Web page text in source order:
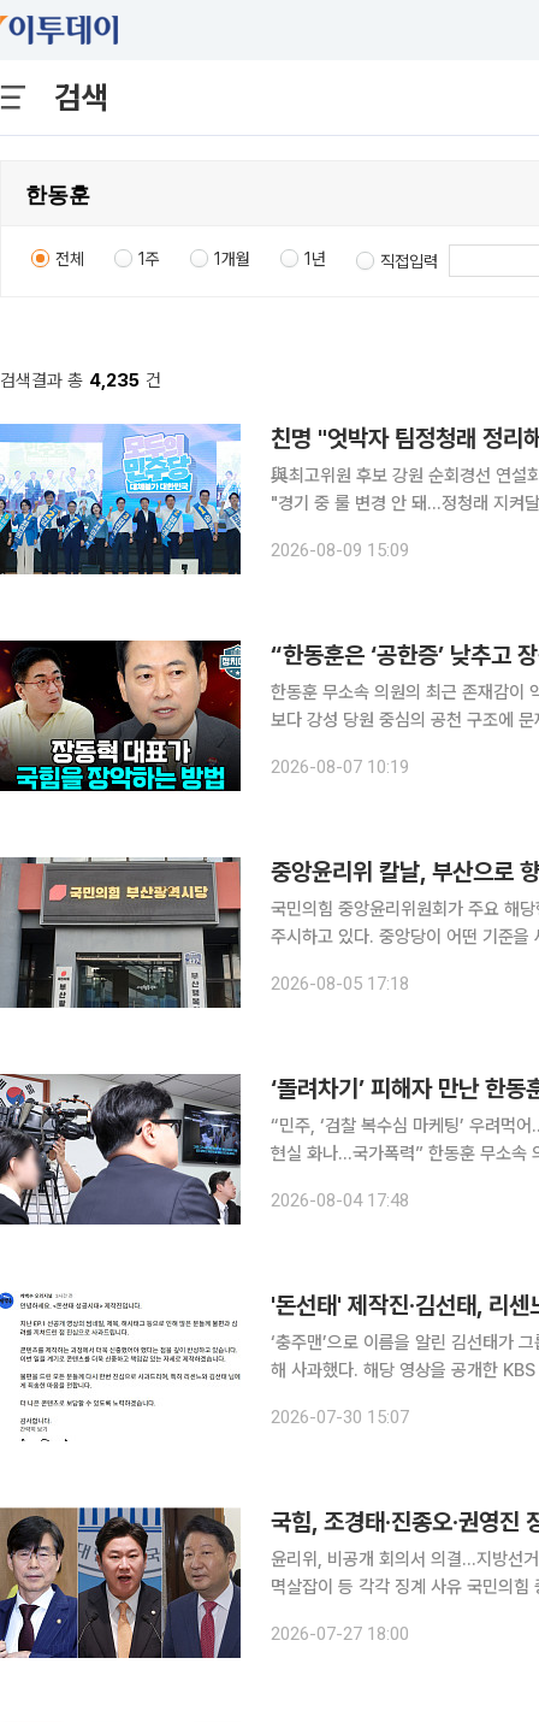
검색
전체 1주 1개월 1년 직접입력
검색결과 총 4,235 건
친명 "엇박자 팀정청래 정리
與최고위원 후보 강원 순회경선 연설
"경기 중 룰 변경 안 돼…정청래 지켜달라" 더불어민주당 8·17 전당대회 당대표 경선에
한층 가열됐다. 강원 합동연설회에서
2026-08-09 15:09
“한동훈은 ‘공한증’ 낮추고
한동훈 무소속 의원의 최근 존재감이
보다 강성 당원 중심의 공천 구조에
윤보현)에 출연해 “존재감과 피로감
2026-08-07 10:19
중앙윤리위 칼날, 부산으로
국민의힘 중앙윤리위원회가 주요 해
주시하고 있다. 중앙당이 어떤 기준을
진종오 의원의 무소속 후보 지원 의
2026-08-05 17:18
‘돌려차기’ 피해자 만난 한
“민주, ‘검찰 복수심 마케팅’ 우려먹
현실 화나…국가폭력” 한동훈 무소속 의원은 검사의 직접 수사와 보완 수사 폐지를 골자로 하는 형
밝힌 데 대해 “대한민국 국민 모두에
2026-08-04 17:48
'돈선태' 제작진·김선태, 리센
‘충주맨’으로 이름을 알린 김선태가
해 사과했다. 해당 영상을 공개한 KBS 유튜브 채
2026-07-30 15:07
윤리위, 비공개 회의서 의결…지방선
멱살잡이 등 각각 징계 사유 국민의힘 중앙윤리위원회가 조경태 의원과 진종오 의원, 권영진 의원에
고 이들 3명에 대한 징계 절차 개시를
2026-07-27 18:00